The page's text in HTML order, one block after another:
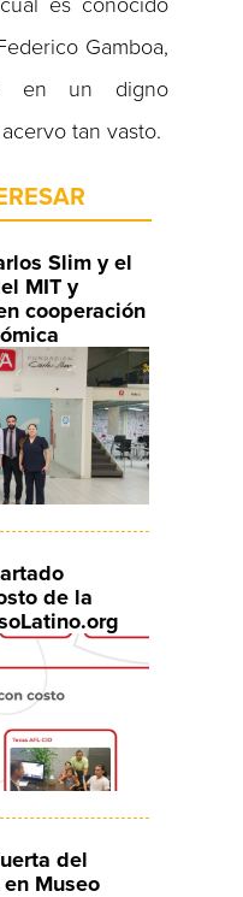
Gamboa,
en un digno
tan vasto.
Slim y el
MIT y
cooperación
de la
del
Museo